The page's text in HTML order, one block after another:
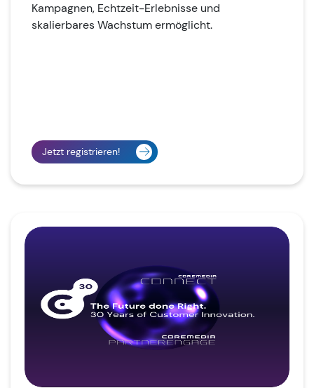
Kampagnen, Echtzeit-Erlebnisse und
skalierbares Wachstum ermöglicht.
Jetzt registrieren!